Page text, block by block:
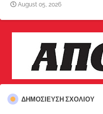
August 05, 2026
ΔΗΜΟΣΊΕΥΣΗ ΣΧΟΛΊΟΥ